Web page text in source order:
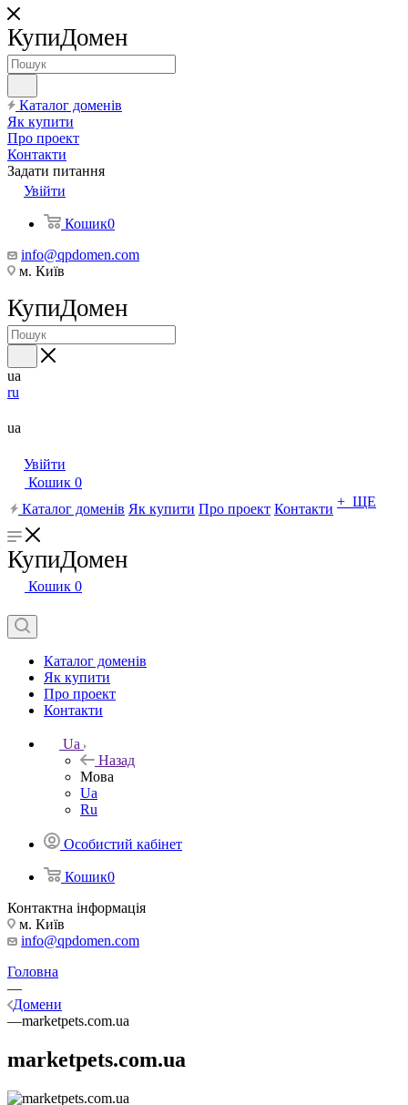
КупиДомен
Каталог доменів
Як купити
Про проект
Контакти
Задати питання
Увійти
Кошик0
info@qpdomen.com
м. Київ
КупиДомен
ua
ru
ua
Увійти
Кошик 0
Каталог доменів Як купити Про проект Контакти + ЩЕ
КупиДомен
Кошик 0
Каталог доменів
Як купити
Про проект
Контакти
Ua
Назад
Мова
Ua
Ru
Особистий кабінет
Кошик0
Контактна інформація
м. Київ
info@qpdomen.com
Головна
—
Домени
—marketpets.com.ua
marketpets.com.ua